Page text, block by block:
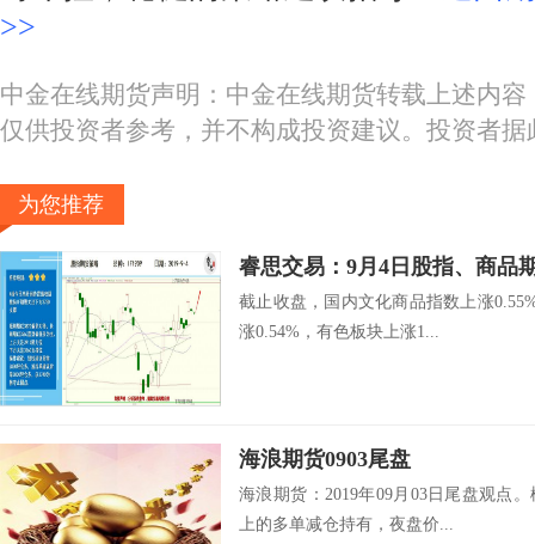
>>
中金在线期货声明：中金在线期货转载上述内
仅供投资者参考，并不构成投资建议。投资者
为您推荐
睿思交易：9月4日股指、商品
截止收盘，国内文化商品指数上涨
涨0.54%，有色板块上涨1...
海浪期货0903尾盘
海浪期货：2019年09月03日尾盘观点
上的多单减仓持有，夜盘价...